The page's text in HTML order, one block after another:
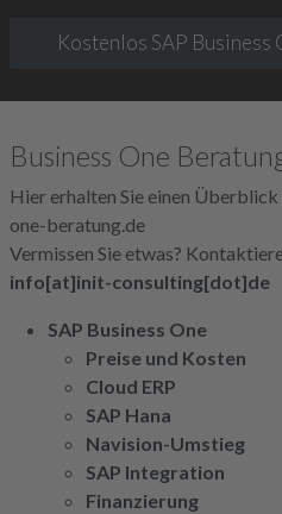
Kostenlos SAP Business
Business One
Hier erhalten Sie einen
one-beratung.de
Vermissen Sie etwas?
info[at]init-consulting[dot]de
SAP Business One
Preise und Kosten
Cloud ERP
SAP Hana
Navision-Umstieg
SAP Integration
Finanzierung